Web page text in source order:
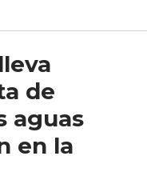
de
aguas
en la